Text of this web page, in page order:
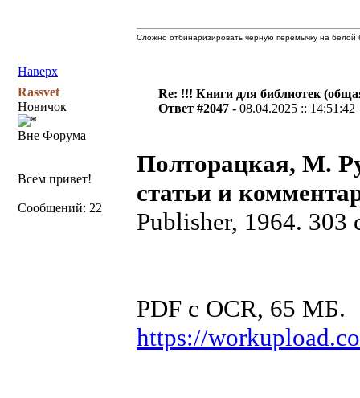
Наверх
Сложно отбинаризировать черную перемычку на белой
Rassvet
Новичок
Вне Форума
Всем привет!
Сообщений: 22
Re: !!! Книги для библиотек
Ответ #2047 -08.04.2025 :: 14:51:42
Полторацкая, М.
статьи и
Publisher, 1964. 303
PDF с OCR, 65 МБ.
https://